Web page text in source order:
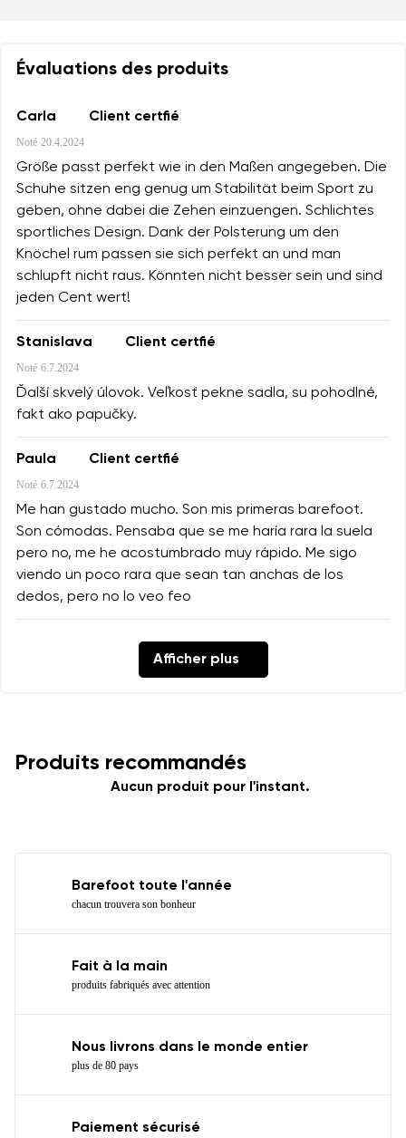
Évaluations des produits
Carla Client certfié
Noté 20.4.2024
Größe passt perfekt wie in den Maßen angegeben. Die
Schuhe sitzen eng genug um Stabilität beim Sport zu
geben, ohne dabei die Zehen einzuengen. Schlichtes
sportliches Design. Dank der Polsterung um den
Knöchel rum passen sie sich perfekt an und man
schlupft nicht raus. Könnten nicht besser sein und sind
jeden Cent wert!
Stanislava Client certfié
Noté 6.7.2024
Ďalší skvelý úlovok. Veľkosť pekne sadla, su pohodlné,
fakt ako papučky.
Paula Client certfié
Noté 6.7.2024
Me han gustado mucho. Son mis primeras barefoot.
Son cómodas. Pensaba que se me haría rara la suela
pero no, me he acostumbrado muy rápido. Me sigo
viendo un poco rara que sean tan anchas de los
dedos, pero no lo veo feo
Afficher plus
Produits recommandés
Aucun produit pour l'instant.
Barefoot toute l'année
chacun trouvera son bonheur
Fait à la main
produits fabriqués avec attention
Nous livrons dans le monde entier
plus de 80 pays
Paiement sécurisé